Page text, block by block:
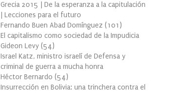
Grecia 2015 | De la esperanza a la capitulación
| Lecciones para el futuro
Fernando Buen Abad Domínguez (101 )
El capitalismo como sociedad de la Impudicia
Gideon Levy (54)
Israel Katz, ministro israelí de Defensa y
criminal de guerra a mucha honra
Héctor Bernardo (54)
Insurrección en Bolivia: una trinchera contra el